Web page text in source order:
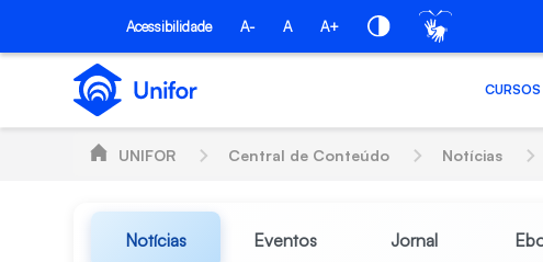
Pular para o Conteúdo principal
Acessibilidade A- A A+
CURSOS
UNIFOR Central de Conteúdo Notícias
Notícias Eventos Jornal